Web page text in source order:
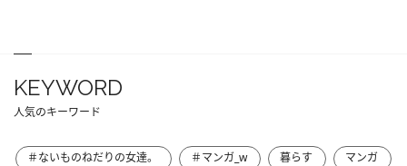
KEYWORD
人気のキーワード
＃ないものねだりの女達。 ＃マンガ_w 暮らす マンガ